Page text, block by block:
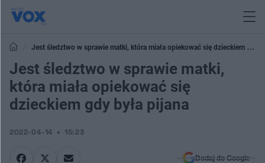
Jest śledztwo w sprawie matki, która miała opiekować się dzieckiem gdy
była pijana
Jest śledztwo w sprawie matki,
która miała opiekować się
dzieckiem gdy była pijana
2022-04-14 15:23
Dodaj do Google